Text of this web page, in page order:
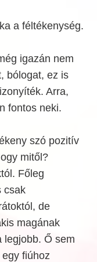
a féltékenység.
igazán nem
bólogat, ez is
Arra,
fontos neki.
szó pozitív
mitől?
Főleg
csak
de
magának
legjobb. Ő sem
fiúhoz